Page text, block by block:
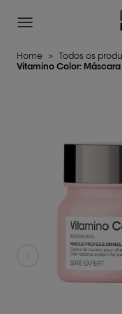
L'Oréal
SITE MENU
Home > Todos os
Vitamino Color: